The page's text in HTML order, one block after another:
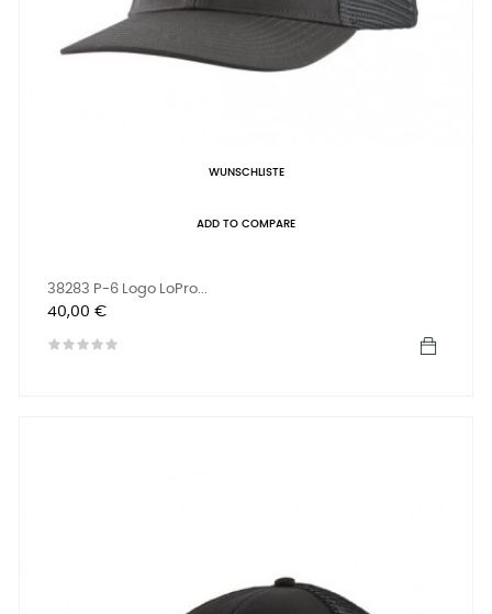
WUNSCHLISTE
ADD TO COMPARE
38283 P-6 Logo LoPro...
Preis
40,00 €